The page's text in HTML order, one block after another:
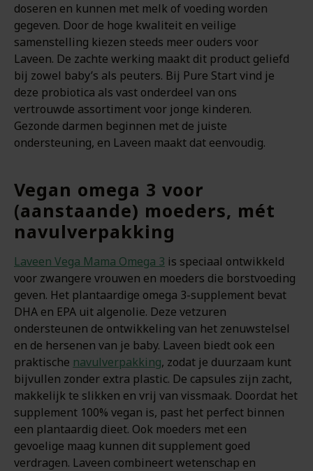
doseren en kunnen met melk of voeding worden
gegeven. Door de hoge kwaliteit en veilige
samenstelling kiezen steeds meer ouders voor
Laveen. De zachte werking maakt dit product geliefd
bij zowel baby’s als peuters. Bij Pure Start vind je
deze probiotica als vast onderdeel van ons
vertrouwde assortiment voor jonge kinderen.
Gezonde darmen beginnen met de juiste
ondersteuning, en Laveen maakt dat eenvoudig.
Vegan omega 3 voor
(aanstaande) moeders, mét
navulverpakking
Laveen Vega Mama Omega 3 is speciaal ontwikkeld
voor zwangere vrouwen en moeders die borstvoeding
geven. Het plantaardige omega 3-supplement bevat
DHA en EPA uit algenolie. Deze vetzuren
ondersteunen de ontwikkeling van het zenuwstelsel
en de hersenen van je baby. Laveen biedt ook een
praktische navulverpakking, zodat je duurzaam kunt
bijvullen zonder extra plastic. De capsules zijn zacht,
makkelijk te slikken en vrij van vissmaak. Doordat het
supplement 100% vegan is, past het perfect binnen
een plantaardig dieet. Ook moeders met een
gevoelige maag kunnen dit supplement goed
verdragen. Laveen combineert wetenschap en